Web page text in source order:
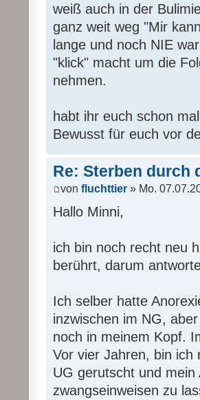
weiß auch in der
ganz weit weg "Mir
lange und noch NIE
"klick" macht um die
nehmen.
habt ihr euch schon
Bewusst für euch vor
Re: Sterben durch
von fluchttier » Mo.
Hallo Minni,
ich bin noch recht neu
berührt, darum
Ich selber hatte
inzwischen im NG,
noch in meinem Kopf.
Vor vier Jahren, bin ich
UG gerutscht und
zwangseinweisen zu